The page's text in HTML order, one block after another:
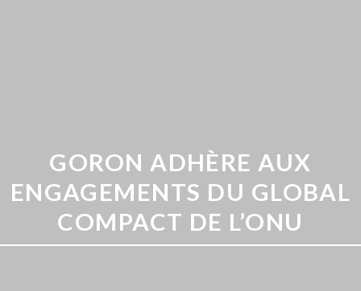
GORON ADHÈRE AUX
ENGAGEMENTS DU GLOBAL
COMPACT DE L’ONU